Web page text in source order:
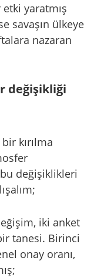
yaratmış
savaşın ülkeye
nazaran
değişikliği
kırılma
değişiklikleri
iki anket
tanesi. Birinci
onay oranı,